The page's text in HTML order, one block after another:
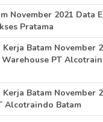
November 2021 Data
Pratama
Batam November
Warehouse PT
Batam November
Alcotraindo Batam